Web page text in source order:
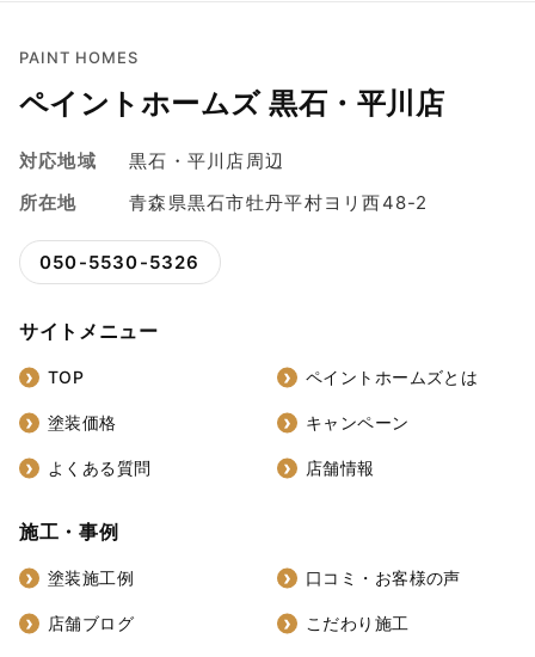
PAINT HOMES
ペイントホームズ 黒石・平川店
対応地域
黒石・平川店周辺
所在地
青森県黒石市牡丹平村ヨリ西48-2
050-5530-5326
サイトメニュー
TOP ペイントホームズとは
塗装価格 キャンペーン
よくある質問 店舗情報
施工・事例
塗装施工例 口コミ・お客様の声
店舗ブログ こだわり施工